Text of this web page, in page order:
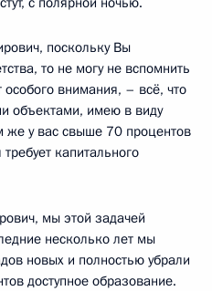
поскольку Вы
то не могу не вспомнить
особого внимания, – всё, что
объектами, имею в виду
же у вас свыше 70 процентов
капитального
мы этой задачей
несколько лет мы
новых и полностью убрали
доступное образование.